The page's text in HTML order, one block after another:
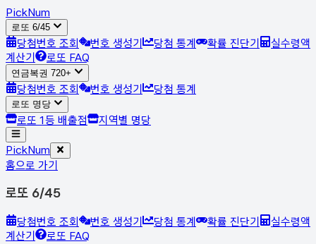
PickNum
로또 6/45
당첨번호 조회 번호 생성기 당첨 통계 확률 진단기
실수령액
계산기
로또 FAQ
연금복권 720+
당첨번호 조회 번호 생성기 당첨 통계
로또 명당
로또 1등 배출점 지역별 명당
PickNum
홈으로 가기
로또 6/45
당첨번호 조회 번호 생성기 당첨 통계 확률 진단기
실수령액
계산기
로또 FAQ